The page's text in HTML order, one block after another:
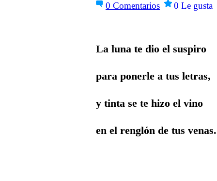
0 Comentarios 0 Le gusta
La luna te dio el suspiro
para ponerle a tus letras,
y tinta se te hizo el vino
en el renglón de tus venas.